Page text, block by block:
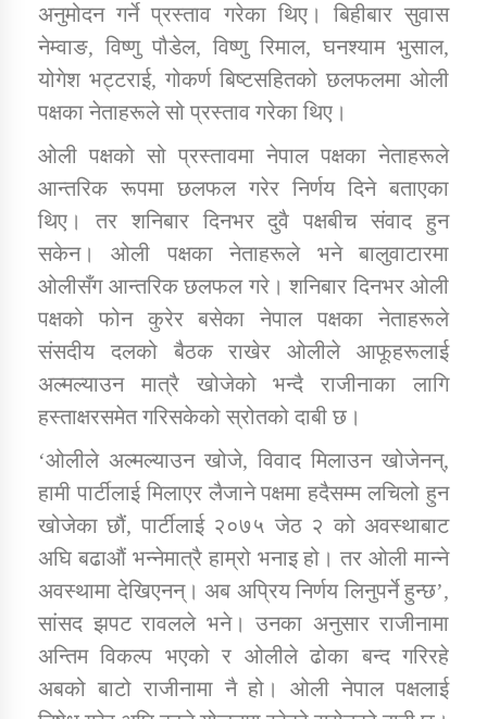
अनुमोदन गर्ने प्रस्ताव गरेका थिए। बिहीबार सुवास
नेम्वाङ, विष्णु पौडेल, विष्णु रिमाल, घनश्याम भुसाल,
योगेश भट्टराई, गोकर्ण बिष्टसहितको छलफलमा ओली
पक्षका नेताहरूले सो प्रस्ताव गरेका थिए।
ओली पक्षको सो प्रस्तावमा नेपाल पक्षका नेताहरूले
आन्तरिक रूपमा छलफल गरेर निर्णय दिने बताएका
थिए। तर शनिबार दिनभर दुवै पक्षबीच संवाद हुन
सकेन। ओली पक्षका नेताहरूले भने बालुवाटारमा
ओलीसँग आन्तरिक छलफल गरे। शनिबार दिनभर ओली
पक्षको फोन कुरेर बसेका नेपाल पक्षका नेताहरूले
संसदीय दलको बैठक राखेर ओलीले आफूहरूलाई
अल्मल्याउन मात्रै खोजेको भन्दै राजीनाका लागि
हस्ताक्षरसमेत गरिसकेको स्रोतको दाबी छ।
‘ओलीले अल्मल्याउन खोजे, विवाद मिलाउन खोजेनन्,
हामी पार्टीलाई मिलाएर लैजाने पक्षमा हदैसम्म लचिलो हुन
खोजेका छौं, पार्टीलाई २०७५ जेठ २ को अवस्थाबाट
अघि बढाऔं भन्नेमात्रै हाम्रो भनाइ हो। तर ओली मान्ने
अवस्थामा देखिएनन्। अब अप्रिय निर्णय लिनुपर्ने हुन्छ’,
सांसद झपट रावलले भने। उनका अनुसार राजीनामा
अन्तिम विकल्प भएको र ओलीले ढोका बन्द गरिरहे
अबको बाटो राजीनामा नै हो। ओली नेपाल पक्षलाई